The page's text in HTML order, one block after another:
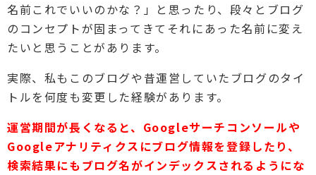
名前これでいいのかな？」と思ったり、段々とブログ
のコンセプトが固まってきてそれにあった名前に変え
たいと思うことがあります。
実際、私もこのブログや昔運営していたブログのタイ
トルを何度も変更した経験があります。
運営期間が長くなると、Googleサーチコンソールや
Googleアナリティクスにブログ情報を登録したり、
検索結果にもブログ名がインデックスされるようにな